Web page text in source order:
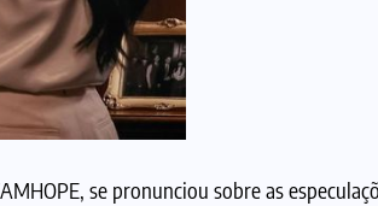
se pronunciou sobre as